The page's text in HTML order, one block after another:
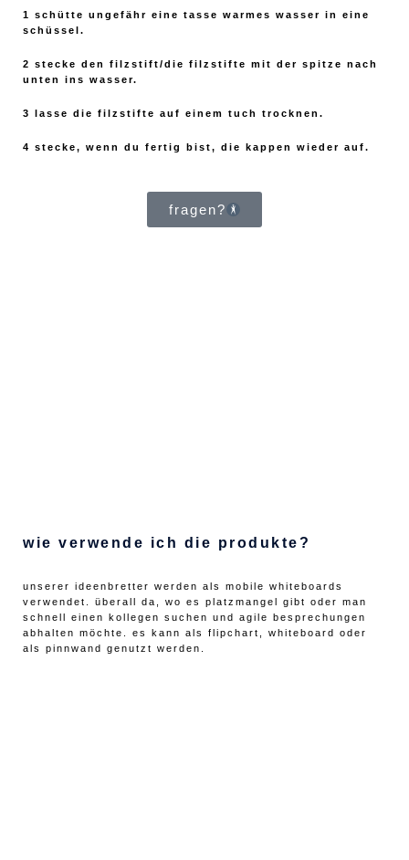
1 schütte ungefähr eine tasse warmes wasser in eine
schüssel.
2 stecke den filzstift/die filzstifte mit der spitze nach
unten ins wasser.
3 lasse die filzstifte auf einem tuch trocknen.
4 stecke, wenn du fertig bist, die kappen wieder auf.
fragen?
wie verwende ich die produkte?
unserer ideenbretter werden als mobile whiteboards
verwendet. überall da, wo es platzmangel gibt oder man
schnell einen kollegen suchen und agile besprechungen
abhalten möchte. es kann als flipchart, whiteboard oder
als pinnwand genutzt werden.